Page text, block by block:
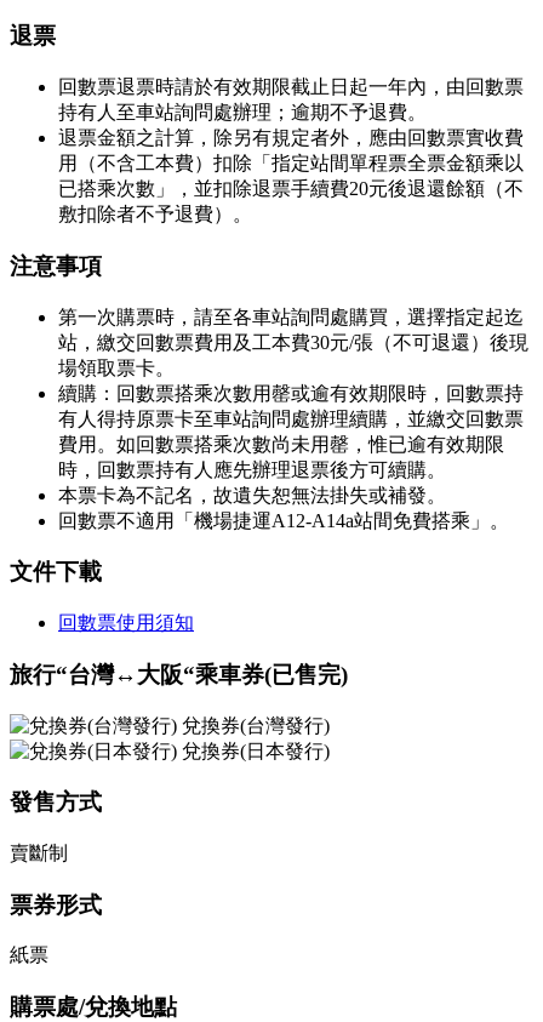
退票
回數票退票時請於有效期限截止日起一年內，由回數票
持有人至車站詢問處辦理；逾期不予退費。
退票金額之計算，除另有規定者外，應由回數票實收費
用（不含工本費）扣除「指定站間單程票全票金額乘以
已搭乘次數」，並扣除退票手續費20元後退還餘額（不
敷扣除者不予退費）。
注意事項
第一次購票時，請至各車站詢問處購買，選擇指定起迄
站，繳交回數票費用及工本費30元/張（不可退還）後現
場領取票卡。
續購：回數票搭乘次數用罄或逾有效期限時，回數票持
有人得持原票卡至車站詢問處辦理續購，並繳交回數票
費用。如回數票搭乘次數尚未用罄，惟已逾有效期限
時，回數票持有人應先辦理退票後方可續購。
本票卡為不記名，故遺失恕無法掛失或補發。
回數票不適用「機場捷運A12-A14a站間免費搭乘」。
文件下載
回數票使用須知
旅行“台灣↔大阪“乘車券(已售完)
兌換券(台灣發行)
兌換券(日本發行)
發售方式
賣斷制
票券形式
紙票
購票處/兌換地點